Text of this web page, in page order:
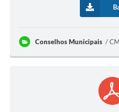
Conselhos Municipais